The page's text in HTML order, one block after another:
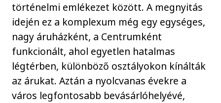
történelmi emlékezet között. A megnyitás
idején ez a komplexum még egy egységes,
nagy áruházként, a Centrumként
funkcionált, ahol egyetlen hatalmas
légtérben, különböző osztályokon kínálták
az árukat. Aztán a nyolcvanas évekre a
város legfontosabb bevásárlóhelyévé,